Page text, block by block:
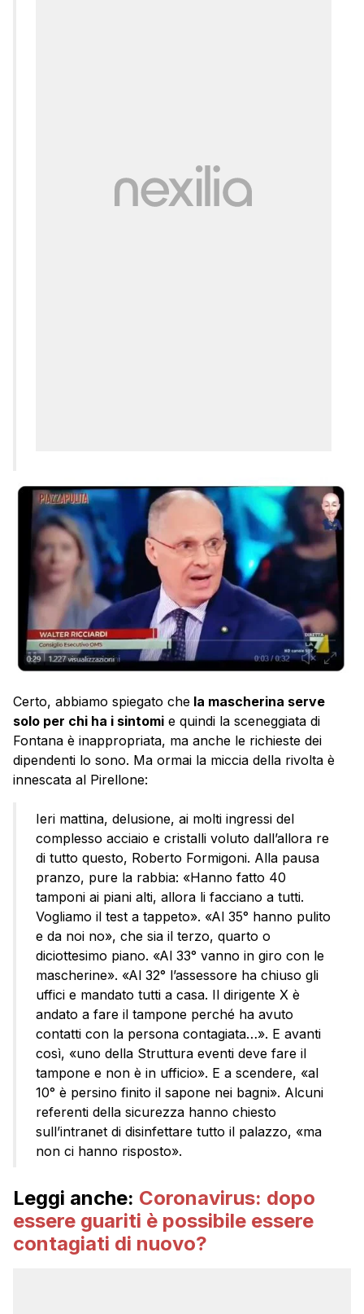
Certo, abbiamo spiegato che la mascherina serve
solo per chi ha i sintomi e quindi la sceneggiata di
Fontana è inappropriata, ma anche le richieste dei
dipendenti lo sono. Ma ormai la miccia della rivolta è
innescata al Pirellone:
Ieri mattina, delusione, ai molti ingressi del
complesso acciaio e cristalli voluto dall’allora re
di tutto questo, Roberto Formigoni. Alla pausa
pranzo, pure la rabbia: «Hanno fatto 40
tamponi ai piani alti, allora li facciano a tutti.
Vogliamo il test a tappeto». «Al 35° hanno pulito
e da noi no», che sia il terzo, quarto o
diciottesimo piano. «Al 33° vanno in giro con le
mascherine». «Al 32° l’assessore ha chiuso gli
uffici e mandato tutti a casa. Il dirigente X è
andato a fare il tampone perché ha avuto
contatti con la persona contagiata…». E avanti
così, «uno della Struttura eventi deve fare il
tampone e non è in ufficio». E a scendere, «al
10° è persino finito il sapone nei bagni». Alcuni
referenti della sicurezza hanno chiesto
sull’intranet di disinfettare tutto il palazzo, «ma
non ci hanno risposto».
Leggi anche: Coronavirus: dopo
essere guariti è possibile essere
contagiati di nuovo?